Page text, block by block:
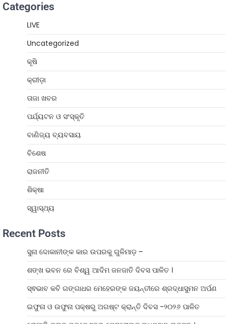
Categories
LIVE
Uncategorized
କୃଷି
କ୍ରୀଡ଼ା
ତାଜା ଖବର
ପର୍ଯ୍ୟଟନ ଓ ସଂସ୍କୃତି
ବାଣିଜ୍ୟ ବ୍ୟବସାୟ
ବିଶେଷ
ରାଜନୀତି
ଶିକ୍ଷା
ସ୍ୱାସ୍ଥ୍ୟ
Recent Posts
ସୁନା ଦୋକାନୀଙ୍କ କାର ଉପରକୁ ଗୁଳିମାଡ଼ –
ଶଙ୍ଖ ଭବନ ରେ ବିଶ୍ୱ ଆଦିମ ଜନଜାତି ଦିବସ ପାଳିତ ।
ସ୍ଵଭାବ କବି ଗଙ୍ଗାଧର ମେହେରଙ୍କ ଜୟନ୍ତୀରେ ଶ୍ରଦ୍ଧାସୁମନ ଅର୍ପଣ
ଇଫୁନା ଓ ଉଫୁନା ପକ୍ଷରୁ ଅଗଷ୍ଟ କ୍ରାନ୍ତି ଦିବସ -୨୦୨୬ ପାଳିତ